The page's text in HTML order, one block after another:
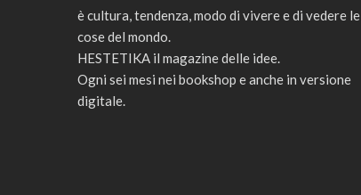
è cultura, tendenza, modo di vivere e di vedere le
cose del mondo.
HESTETIKA il magazine delle idee.
Ogni sei mesi nei bookshop e anche in versione
digitale.